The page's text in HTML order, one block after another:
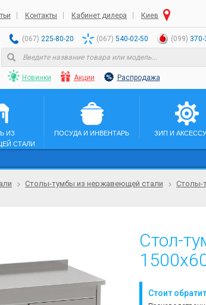
Контакты Кабинет дилера Киев
(067) 225-80-20 (067) 540-02-50 (099) 370-
Новинки Акции Распродажа
ИЗ
СТАЛИ
ПОСУДА И ИНВЕНТАРЬ ЗИП И
Столы-тумбы из нержавеющей стали
Столы-
Стол-
Стоит